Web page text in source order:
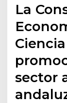
La
sector